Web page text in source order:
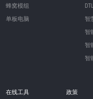
蜂窝模组
单板电脑
DTU
智
智
智
智
在线工具 政策